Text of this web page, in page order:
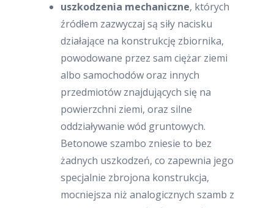
uszkodzenia mechaniczne, których
źródłem zazwyczaj są siły nacisku
działające na konstrukcję zbiornika,
powodowane przez sam ciężar ziemi
albo samochodów oraz innych
przedmiotów znajdujących się na
powierzchni ziemi, oraz silne
oddziaływanie wód gruntowych.
Betonowe szambo zniesie to bez
żadnych uszkodzeń, co zapewnia jego
specjalnie zbrojona konstrukcja,
mocniejsza niż analogicznych szamb z